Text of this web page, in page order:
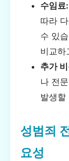
수임료:
따라
수 있
비교하
추가
나 전
발생할
성범죄
요성